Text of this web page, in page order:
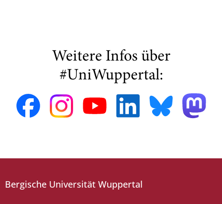
Weitere Infos über
#UniWuppertal:
Bergische Universität Wuppertal